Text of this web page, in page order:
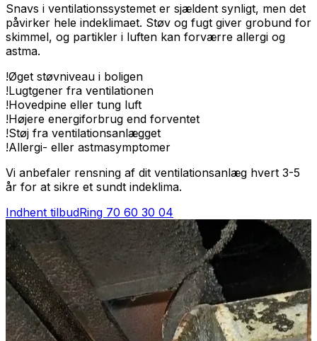
Snavs i ventilationssystemet er sjældent synligt, men det
påvirker hele indeklimaet. Støv og fugt giver grobund for
skimmel, og partikler i luften kan forværre allergi og
astma.
!Øget støvniveau i boligen
!Lugtgener fra ventilationen
!Hovedpine eller tung luft
!Højere energiforbrug end forventet
!Støj fra ventilationsanlægget
!Allergi- eller astmasymptomer
Vi anbefaler rensning af dit ventilationsanlæg hvert 3-5
år for at sikre et sundt indeklima.
Indhent tilbudRing 70 60 30 04